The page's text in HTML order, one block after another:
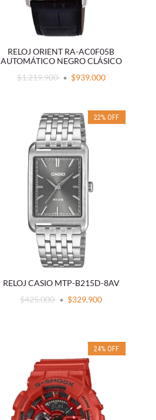
RELOJ ORIENT RA-AC0F05B
AUTOMÁTICO NEGRO CLÁSICO
$1.219.900
$939.000
22% OFF
RELOJ CASIO MTP-B215D-8AV
$425.000
$329.900
24% OFF